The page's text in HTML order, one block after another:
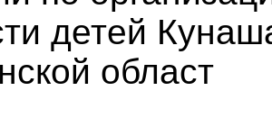
детей
област